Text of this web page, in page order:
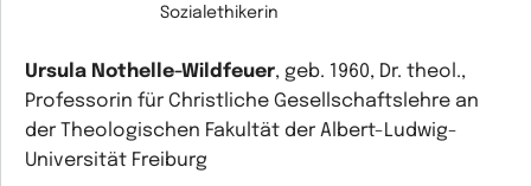
Sozialethikerin
Ursula Nothelle-Wildfeuer, geb. 1960, Dr. theol.,
Professorin für Christliche Gesellschaftslehre an
der Theologischen Fakultät der Albert-Ludwig-
Universität Freiburg